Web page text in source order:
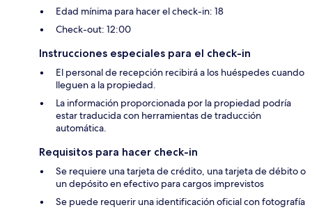
Edad mínima para hacer el check-in: 18
Check-out: 12:00
Instrucciones especiales para el check-in
El personal de recepción recibirá a los huéspedes cuando
lleguen a la propiedad.
La información proporcionada por la propiedad podría
estar traducida con herramientas de traducción
automática.
Requisitos para hacer check-in
Se requiere una tarjeta de crédito, una tarjeta de débito o
un depósito en efectivo para cargos imprevistos
Se puede requerir una identificación oficial con fotografía